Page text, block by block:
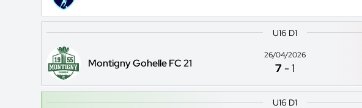
U16 D1
Montigny Gohelle FC 21
26/04/2026
7 -1
U16 D1